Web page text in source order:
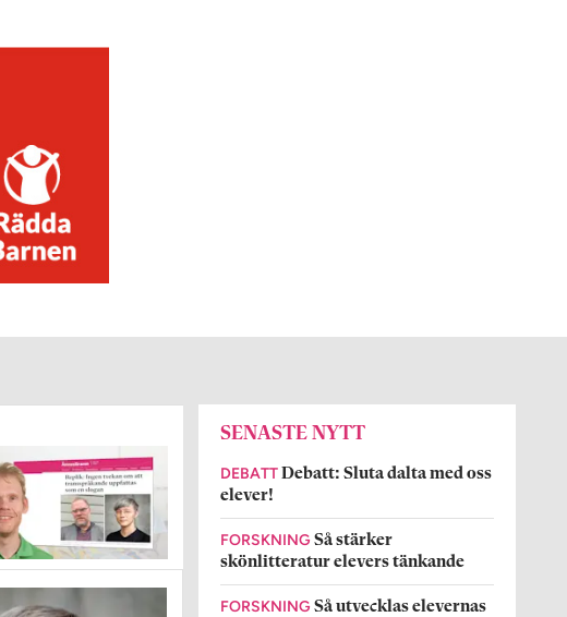
SENASTE NYTT
DEBATT Debatt: Sluta dalta med oss
elever!
FORSKNING Så stärker
skönlitteratur elevers tänkande
FORSKNING Så utvecklas elevernas